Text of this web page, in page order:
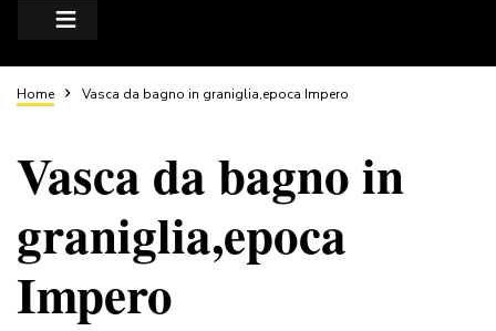
Briciole
di
pane
Home Vasca da bagno in graniglia,epoca Impero
Vasca da bagno in
graniglia,epoca
Impero